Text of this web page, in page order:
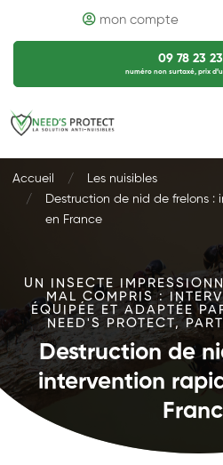
mon compte
09 78 23
numéro non surtaxé, prix
Accueil
Les nuisibles
Destruction de nid de frelons
en France
UN INSECTE
MAL COMPRIS :
ÉQUIPÉE ET ADAPTÉE
NEED'S PROTECT,
Destruction de
intervention